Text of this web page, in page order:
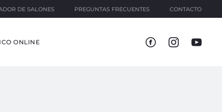
DE SALONES PREGUNTAS FRECUENTES CONTACTO
ONLINE